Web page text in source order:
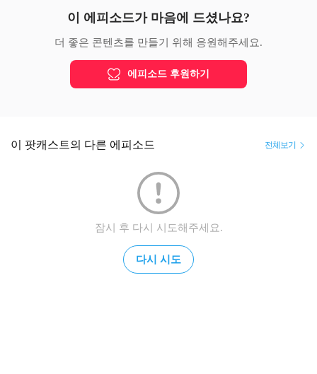
이 에피소드가 마음에 드셨나요?
더 좋은 콘텐츠를 만들기 위해 응원해주세요.
에피소드 후원하기
이 팟캐스트의 다른 에피소드 전체보기
잠시 후 다시 시도해주세요.
다시 시도